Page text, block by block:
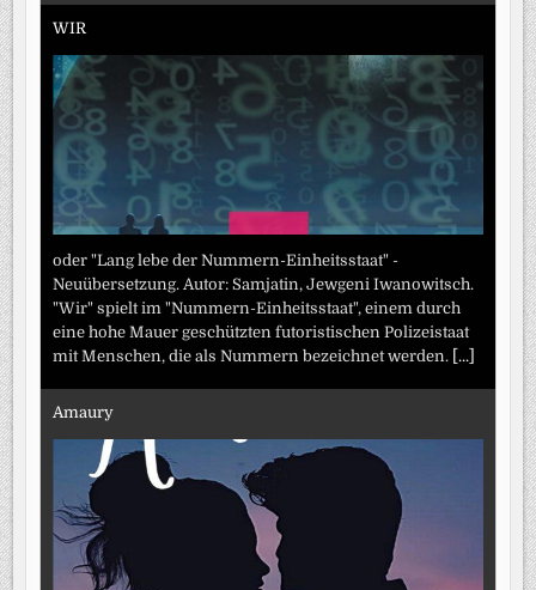
WIR
oder "Lang lebe der Nummern-Einheitsstaat" -
Neuübersetzung. Autor: Samjatin, Jewgeni Iwanowitsch.
"Wir" spielt im "Nummern-Einheitsstaat", einem durch
eine hohe Mauer geschützten futoristischen Polizeistaat
mit Menschen, die als Nummern bezeichnet werden. [...]
Amaury